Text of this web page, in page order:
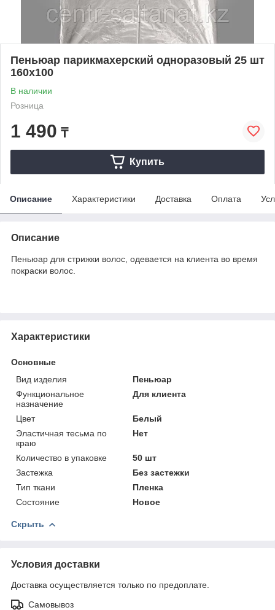
Пеньюар парикмахерский одноразовый 25 шт
160х100
В наличии
Розница
1 490 ₸
Купить
Описание Характеристики Доставка Оплата
Описание
Пеньюар для стрижки волос, одевается на клиента во время
покраски волос.
Характеристики
Основные
Вид изделия
Пеньюар
Функциональное
назначение
Для клиента
Цвет
Белый
Эластичная тесьма по
краю
Нет
Количество в упаковке
50 шт
Застежка
Без застежки
Тип ткани
Пленка
Состояние
Новое
Скрыть
Условия доставки
Доставка осуществляется только по предоплате.
Самовывоз